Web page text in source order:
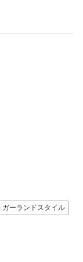
ガーランドスタイル